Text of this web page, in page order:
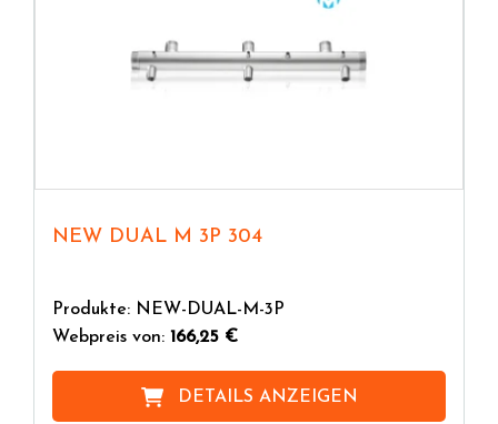
NEW DUAL M 3P 304
Produkte: NEW-DUAL-M-3P
Webpreis von: 166,25 €
DETAILS ANZEIGEN